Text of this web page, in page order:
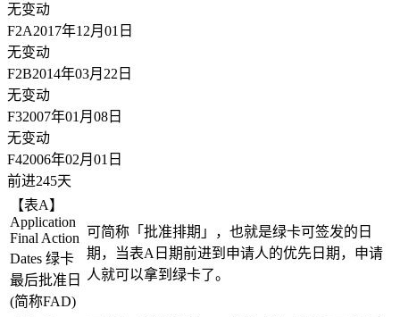
无变动
F2A2017年12月01日
无变动
F2B2014年03月22日
无变动
F32007年01月08日
无变动
F42006年02月01日
前进245天
【表A】
Application
Final Action
Dates 绿卡
最后批准日
(简称FAD)
可简称「批准排期」，也就是绿卡可签发的日
期，当表A日期前进到申请人的优先日期，申请
人就可以拿到绿卡了。